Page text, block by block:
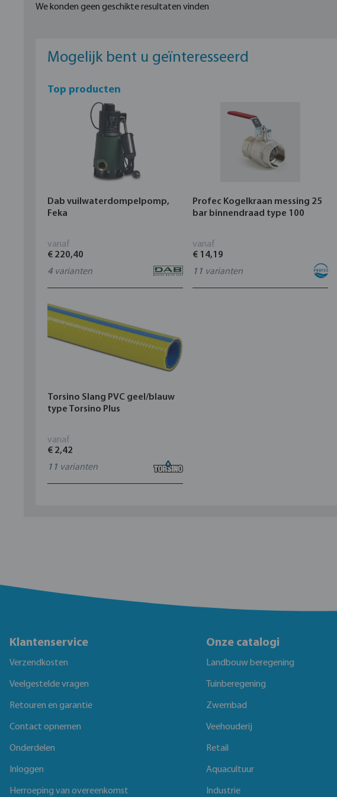
We konden geen geschikte resultaten vinden
Mogelijk bent u geïnteresseerd
Top producten
Dab vuilwaterdompelpomp,
Feka
vanaf
€ 220,40
4 varianten
Profec Kogelkraan messing 25
bar binnendraad type 100
vanaf
€ 14,19
11 varianten
Torsino Slang PVC geel/blauw
type Torsino Plus
vanaf
€ 2,42
11 varianten
Klantenservice
Verzendkosten
Veelgestelde vragen
Retouren en garantie
Contact opnemen
Onderdelen
Inloggen
Herroeping van overeenkomst
Onze catalogi
Landbouw beregening
Tuinberegening
Zwembad
Veehouderij
Retail
Aquacultuur
Industrie